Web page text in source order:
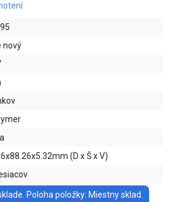
nový
(D x Š x V)
Poloha položky: Miestny sklad.